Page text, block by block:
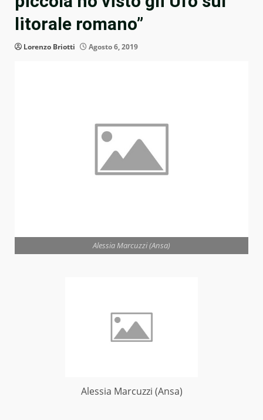
litorale romano”
Lorenzo Briotti Agosto 6, 2019
Alessia Marcuzzi (Ansa)
Alessia Marcuzzi (Ansa)